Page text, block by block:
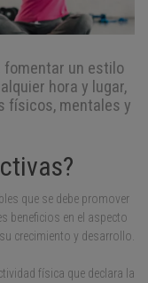
fomentar un estilo
hora y lugar,
físicos, mentales y
que se debe promover
beneficios en el aspecto
crecimiento y desarrollo.
física que declara la